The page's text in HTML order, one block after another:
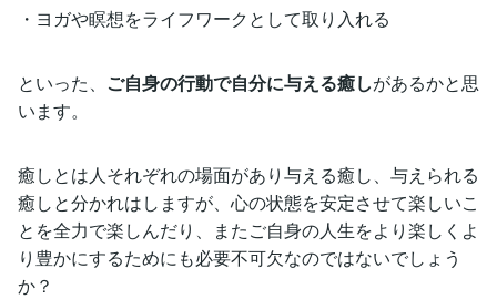
・ヨガや瞑想をライフワークとして取り入れる
といった、 ご自身の行動で自分に与える癒しがあるかと思
います。
癒しとは人それぞれの場面があり与える癒し、与えられる
癒しと分かれはしますが、心の状態を安定させて楽しいこ
とを全力で楽しんだり、またご自身の人生をより楽しくよ
り豊かにするためにも必要不可欠なのではないでしょう
か？